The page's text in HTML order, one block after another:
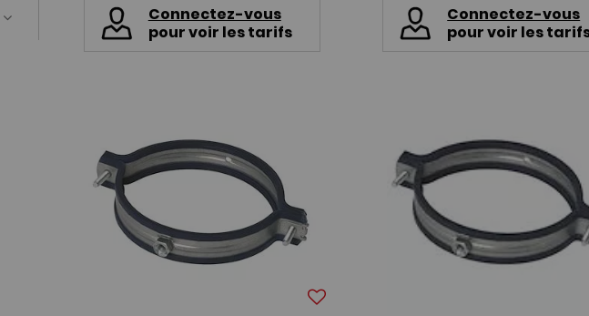
Connectez-vous
pour voir les tarifs
Connectez-vous
pour voir les